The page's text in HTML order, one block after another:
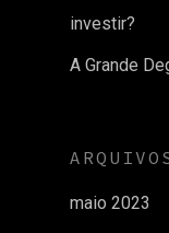
investir?
A Grande
maio 2023